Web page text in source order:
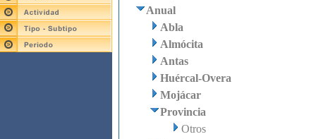
Anual
Abla
Almócita
Antas
Huércal-Overa
Mojácar
Provincia
Otros